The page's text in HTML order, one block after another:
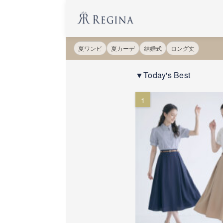
夏ワンピ 夏カーデ 結婚式 ロング丈
▼Today's Best
1